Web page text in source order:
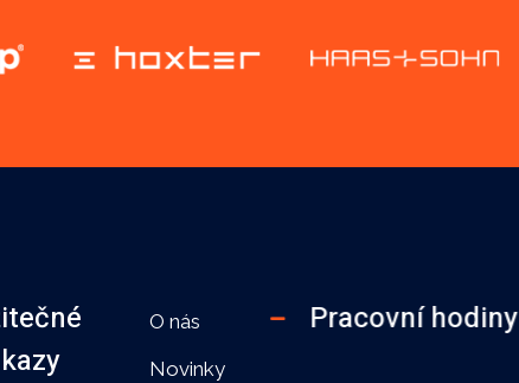
O nás
Novinky
Pracovní hodiny